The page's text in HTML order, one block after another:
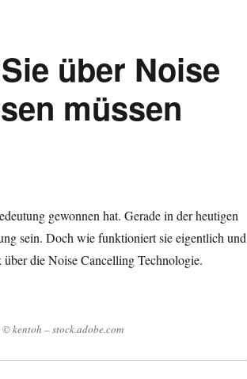
über Noise
müssen
gewonnen hat. Gerade in der heutigen
sein. Doch wie funktioniert sie eigentlich und
die Noise Cancelling Technologie.
kentoh – stock.adobe.com